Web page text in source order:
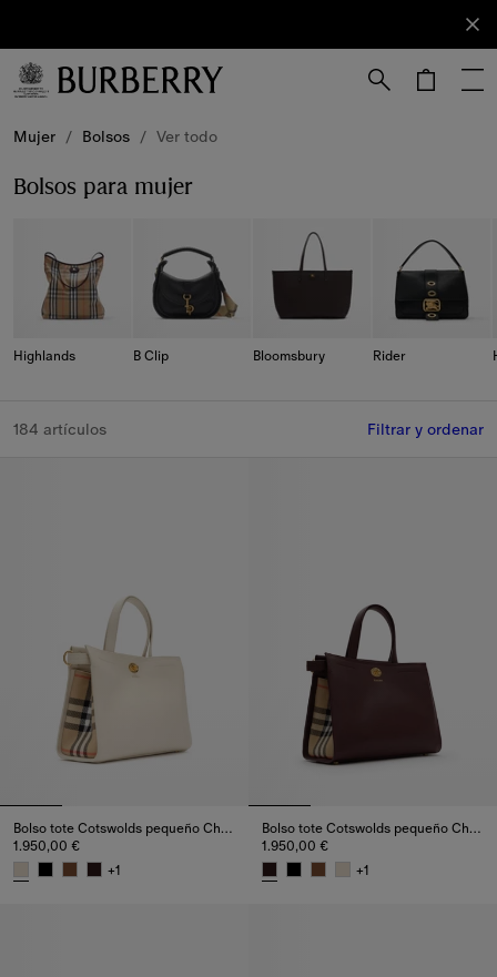
Suscríbete
a nuestro
boletín de
Mujer / Bolsos / Ver todo
Bolsos para mujer
Highlands B Clip Bloomsbury Rider
184 artículos Filtrar y ordenar
Bolso tote Cotswolds pequeño Check
1.950,00 €
+1
Bolso tote Cotswolds pequeño Check
1.950,00 €
+1